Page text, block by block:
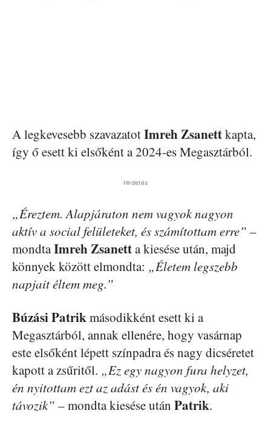
A legkevesebb szavazatotImreh Zsanettkapta,
így ő esett ki elsőként a 2024-es Megasztárból.
Hirdetés
„Éreztem. Alapjáraton nem vagyok nagyon
aktív a social felületeket, és számítottam erre” –
mondtaImreh Zsanetta kiesése után, majd
könnyek között elmondta: „Életem legszebb
napjait éltem meg.”
Búzási Patrikmásodikként esett ki a
Megasztárból, annak ellenére, hogy vasárnap
este elsőként lépett színpadra és nagy dicséretet
kapott a zsűritől. „Ez egy nagyon fura helyzet,
én nyitottam ezt az adást és én vagyok, aki
távozik” – mondta kiesése után Patrik.